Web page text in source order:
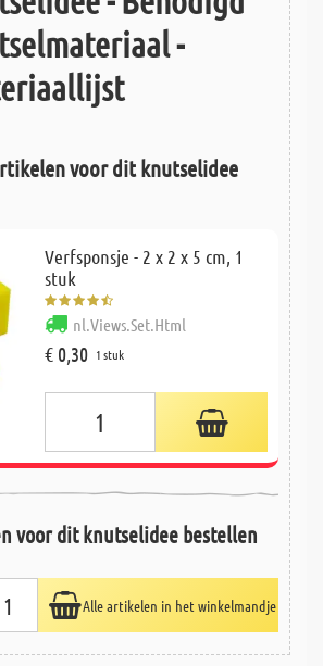
-
voor dit knutselidee
Verfsponsje - 2 x 2 x 5 cm, 1
stuk
nl.Views.Set.Html
€ 0,30 1 stuk
voor dit knutselidee bestellen
Alle artikelen in het winkelmandje